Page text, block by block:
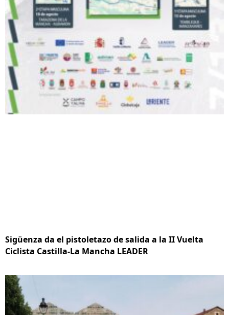
Sigüenza da el pistoletazo de salida a la II Vuelta
Ciclista Castilla-La Mancha LEADER